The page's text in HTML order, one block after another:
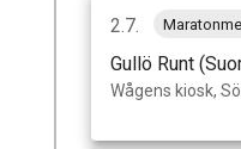
2.7.
Gullö Runt
Wågens kiosk,